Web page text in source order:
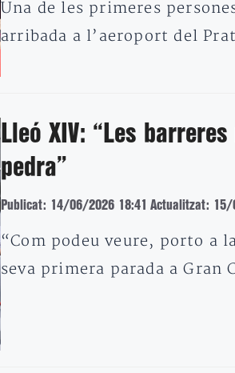
Una de les primeres
arribada a l’aeroport del
Lleó XIV: “Les
pedra”
Publicat: 14/06/2026 18:41 Actualitzat: 15/
“Com podeu veure, porto a
seva primera parada a Gran